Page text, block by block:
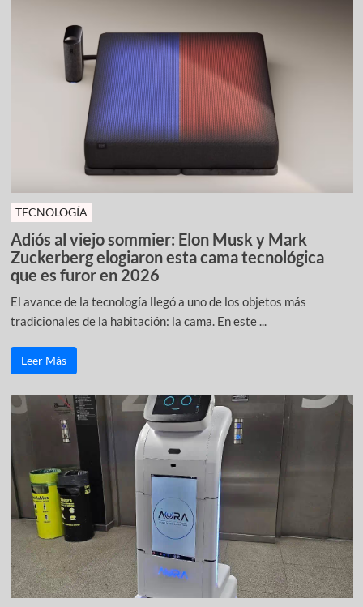
TECNOLOGÍA
Adiós al viejo sommier: Elon Musk y Mark
Zuckerberg elogiaron esta cama tecnológica
que es furor en 2026
El avance de la tecnología llegó a uno de los objetos más
tradicionales de la habitación: la cama. En este ...
Leer Más